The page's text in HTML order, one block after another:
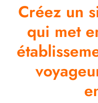
Créez un
qui met